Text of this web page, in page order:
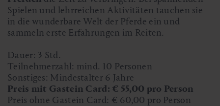
Spielen und lehrreichen Aktivitäten tauchen sie
in die wunderbare Welt der Pferde ein und
sammeln erste Erfahrungen im Reiten.
Dauer: 3 Std.
Teilnehmerzahl: mind. 10 Personen
Sonstiges: Mindestalter 6 Jahre
Preis mit Gastein Card: € 55,00 pro Person
Preis ohne Gastein Card: € 60,00 pro Person